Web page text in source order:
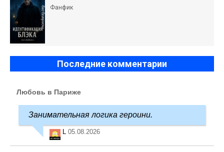
Фанфик
Последние комментарии
Любовь в Париже
Занимательная логика героини.
L 05.08.2026